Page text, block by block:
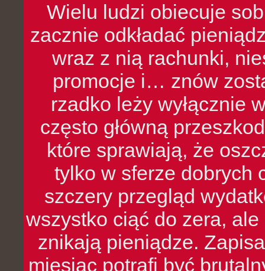
Wielu ludzi obiecuje
zacznie odkładać
wraz z nią rachunki,
promocje i… znów
rzadko leży wyłącznie
często główną
które sprawiają, że
tylko w sferze dobrych
szczery przegląd
wszystko ciąć do zera,
znikają pieniądze.
miesiąc potrafi być